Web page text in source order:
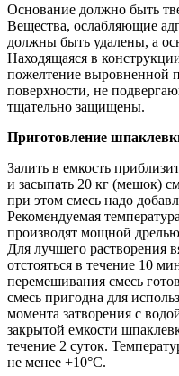
Основание должно быть
Вещества, ослабляющие
должны быть удалены, а
Находящаяся в
пожелтение выровненной
поверхности, не
тщательно защищены.
Приготовление
Залить в емкость
и засыпать 20 кг (мешок)
при этом смесь надо
Рекомендуемая
производят мощной
Для лучшего растворения
отстояться в течение 10
перемешивания смесь
смесь пригодна для
момента затворения с
закрытой емкости
течение 2 суток.
не менее +10°С.